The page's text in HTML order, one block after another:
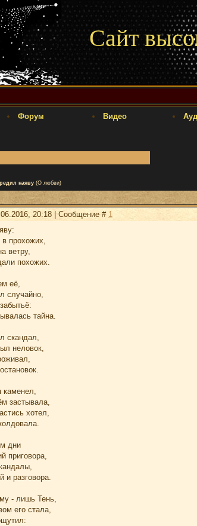
Сайт
Форум Видео
наяву (О любви)
20:18 | Сообщение # 1
прохожих,
ветру,
похожих.
её,
случайно,
тайна.
скандал,
неловок,
каменел,
застывала,
хотел,
дни
приговора,
и разговора.
- лишь Тень,
его стала,